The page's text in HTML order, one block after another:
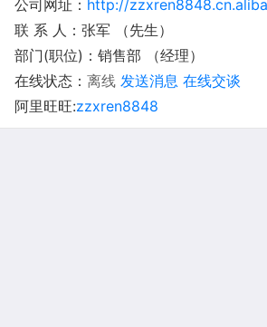
公司网址： http://
联 系 人：张军 （先生）
部门(职位)：销售部 （经理）
在线状态： 离线 发送消息 在线交谈
阿里旺旺:zzxren8848